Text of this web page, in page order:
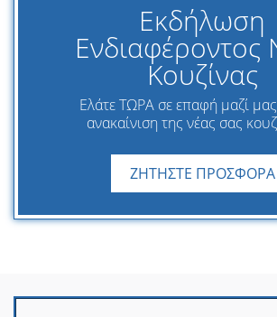
Εκδήλωση
Ενδιαφέροντος
Κουζίνας
Ελάτε ΤΩΡΑ σε επαφή μαζί μας
ανακαίνιση της νέας σας
ΖΗΤΗΣΤΕ ΠΡΟΣΦΟΡΑ